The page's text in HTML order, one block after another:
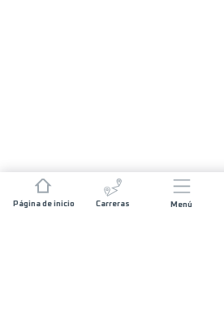
Página de inicio Carreras Menú